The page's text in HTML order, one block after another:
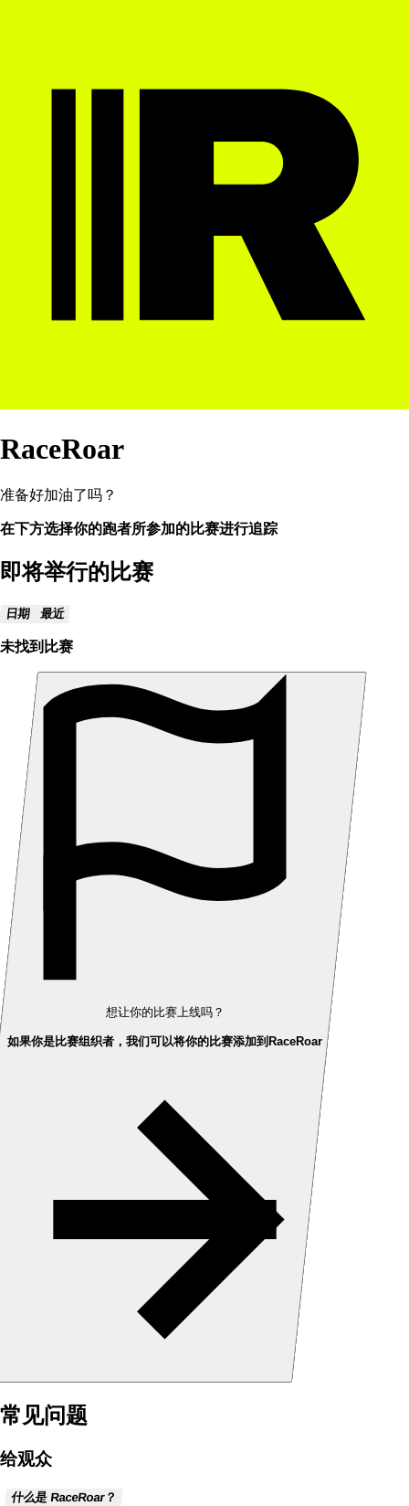
RaceRoar
准备好加油了吗？
在下方选择你的跑者所参加的比赛进行追踪
即将举行的比赛
日期 最近
未找到比赛
想让你的比赛上线吗？
如果你是比赛组织者，我们可以将你的比赛添加到RaceRoar
常见问题
给观众
什么是 RaceRoar？